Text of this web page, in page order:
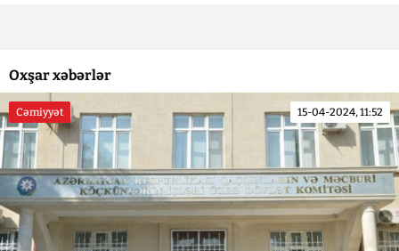
Oxşar xəbərlər
Cəmiyyət 15-04-2024, 11:52